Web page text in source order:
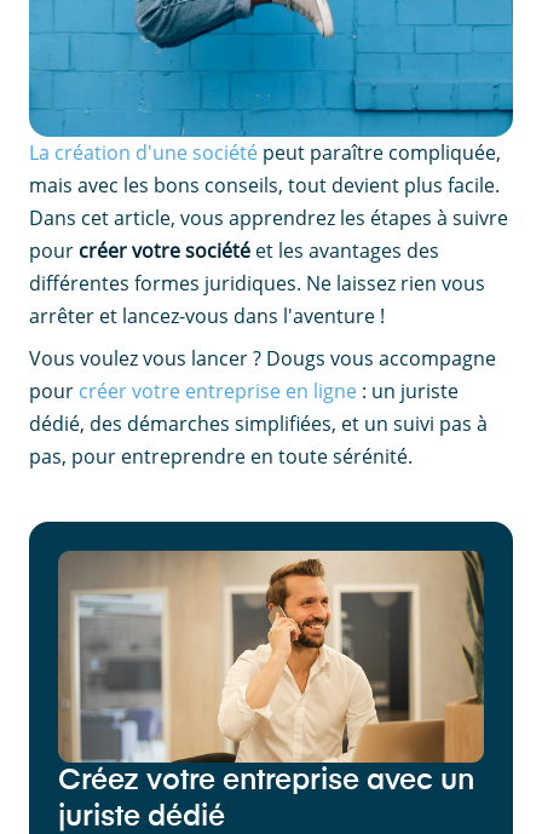
La création d'une société peut paraître compliquée,
mais avec les bons conseils, tout devient plus facile.
Dans cet article, vous apprendrez les étapes à suivre
pour créer votre société et les avantages des
différentes formes juridiques. Ne laissez rien vous
arrêter et lancez-vous dans l'aventure !
Vous voulez vous lancer ? Dougs vous accompagne
pour créer votre entreprise en ligne : un juriste
dédié, des démarches simplifiées, et un suivi pas à
pas, pour entreprendre en toute sérénité.
Créez votre entreprise avec un
juriste dédié